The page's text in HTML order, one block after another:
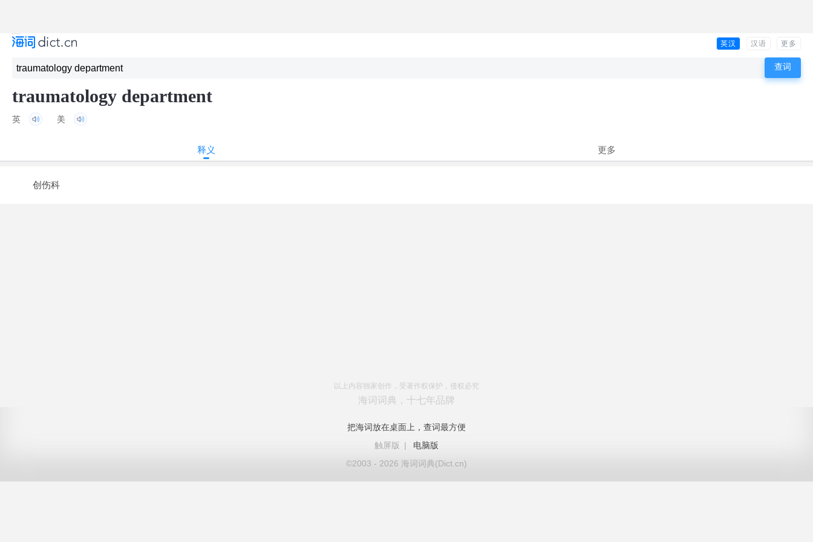
英汉 汉语 更多
traumatology department
英 美
释义 更多
创伤科
以上内容独家创作，受著作权保护，侵权必究
海词词典，十七年品牌
把海词放在桌面上，查词最方便
触屏版
|
电脑版
©2003 - 2026 海词词典(Dict.cn)